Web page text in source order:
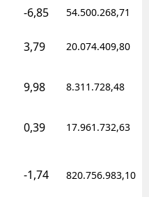
-6,85 54.500.268,71
3,79 20.074.409,80
9,98 8.311.728,48
0,39 17.961.732,63
-1,74 820.756.983,10